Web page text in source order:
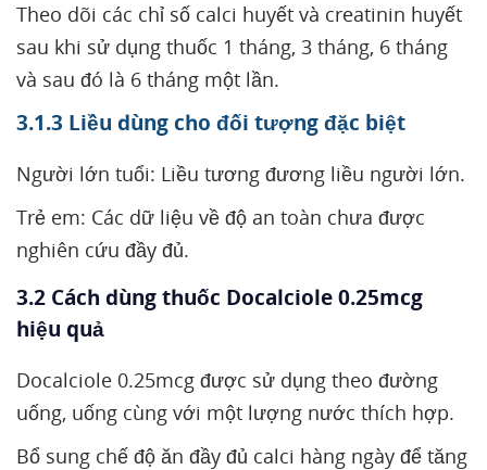
Theo dõi các chỉ số calci huyết và creatinin huyết
sau khi sử dụng thuốc 1 tháng, 3 tháng, 6 tháng
và sau đó là 6 tháng một lần.
3.1.3 Liều dùng cho đối tượng đặc biệt
Người lớn tuổi: Liều tương đương liều người lớn.
Trẻ em: Các dữ liệu về độ an toàn chưa được
nghiên cứu đầy đủ.
3.2 Cách dùng thuốc Docalciole 0.25mcg
hiệu quả
Docalciole 0.25mcg được sử dụng theo đường
uống, uống cùng với một lượng nước thích hợp.
Bổ sung chế độ ăn đầy đủ calci hàng ngày để tăng